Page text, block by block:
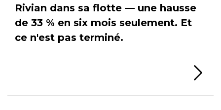
Rivian dans sa flotte — une hausse
de 33 % en six mois seulement. Et
ce n'est pas terminé.